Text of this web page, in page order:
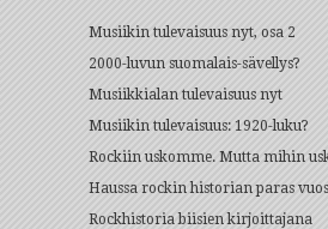
Musiikin tulevaisuus nyt, osa 2
2000-luvun suomalais-sävellys?
Musiikkialan tulevaisuus nyt
Musiikin tulevaisuus: 1920-luku?
Rockiin uskomme. Mutta mihin
Haussa rockin historian paras
Rockhistoria biisien kirjoittajana